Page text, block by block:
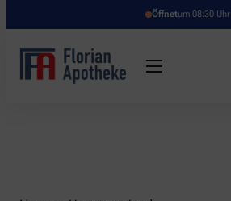
Öffnetum 08:30 Uhr